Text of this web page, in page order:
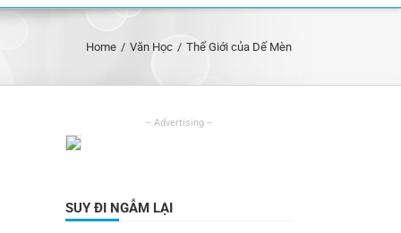
Home / Văn Học / Thế Giới của Dế Mèn
SUY ĐI NGẪM LẠI